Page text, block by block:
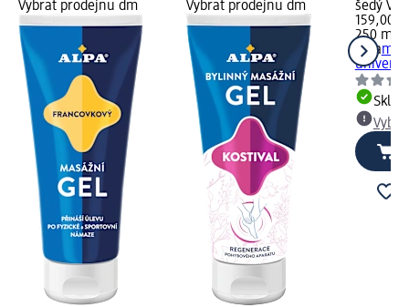
Vybrat prodejnu dm
Vybrat prodejnu dm
šedý
159,00
250 ml
Alpa